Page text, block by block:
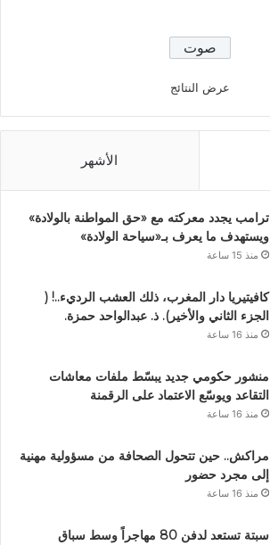
عرض النتائج
الأشهر
ترامب يجدد معركته مع «حق المواطنة بالولادة»
ويستهدف ما يعرف بـ«سياحة الولادة»
منذ 15 ساعة
كافيتيريا دار المغرب، ذلك العشب الرديء..! (
الجزء الثاني والأخير). ذ. عبدالواحد حمزة.
منذ 16 ساعة
منشور حكومي جديد يبسّط ملفات معاشات
التقاعد ويوسّع الاعتماد على الرقمنة
منذ 16 ساعة
مراكش.. حين تتحول الصحافة من مسؤولية مهنية
إلى مجرد حضور
منذ 16 ساعة
سبتة تستعد لدفن 80 مهاجراً وسط سباق